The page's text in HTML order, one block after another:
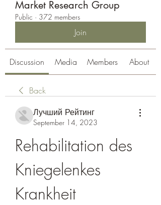
Market Research Group
Public · 372 members
Join
Discussion Media Members About
Back
Лучший Рейтинг
September 14, 2023
Rehabilitation des
Kniegelenkes
Krankheit